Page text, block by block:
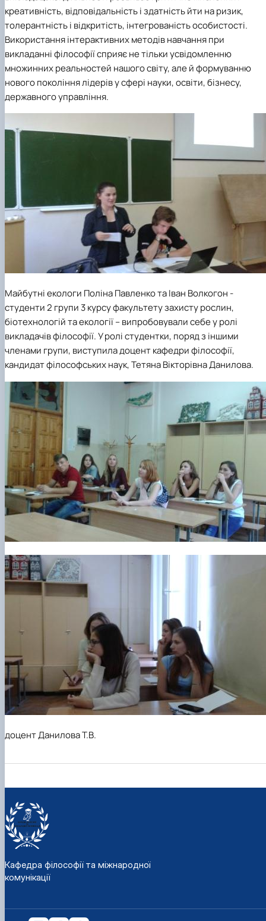
клуб»
Науковий гурток «Філософські проблеми
міжособистісної та міжгрупової комунікаці…
Науковий гурток «Історія держави і права
України»
креативність, відповідальність і здатність йти на ризик,
толерантність і відкритість, інтегрованість особистості.
Використання інтерактивних методів навчання при
викладанні філософії сприяє не тільки усвідомленню
множинних реальностей нашого світу, але й формуванню
нового покоління лідерів у сфері науки, освіти, бізнесу,
державного управління.
Майбутні екологи Поліна Павленко та Іван Волкогон -
студенти 2 групи 3 курсу факультету захисту рослин,
біотехнологій та екології – випробовували себе у ролі
викладачів філософії. У ролі студентки, поряд з іншими
членами групи, виступила доцент кафедри філософії,
кандидат філософських наук, Тетяна Вікторівна Данилова.
доцент Данилова Т.В.
Кафедра філософії та міжнародної
комунікації